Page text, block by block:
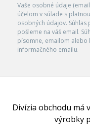
Vaše osobné údaje
účelom v súlade s
osobných údajov.
pošleme na váš email.
písomne, emailom alebo
informačného emailu.
Divízia obchodu má
výrobky